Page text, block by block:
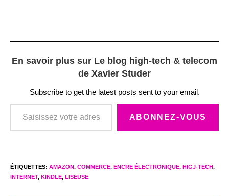
En savoir plus sur Le blog high-tech & telecom
de Xavier Studer
Subscribe to get the latest posts sent to your email.
Saisissez votre adresse e-mail…
ABONNEZ-VOUS
ÉTIQUETTES: AMAZON, COMMERCE, ENCRE ÉLECTRONIQUE, HIGJ-TECH,
INTERNET, KINDLE, LISEUSE